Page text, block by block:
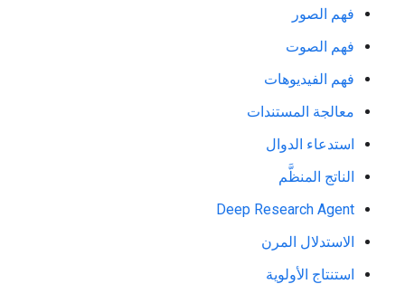
فهم الصور
فهم الصوت
فهم الفيديوهات
معالجة المستندات
استدعاء الدوال
الناتج المنظَّم
Deep Research Agent
الاستدلال المرن
استنتاج الأولوية